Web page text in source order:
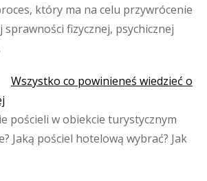
który ma na celu przywrócenie
sprawności fizycznej, psychicznej
Wszystko co powinieneś wiedzieć o
pościeli w obiekcie turystycznym
Jaką pościel hotelową wybrać? Jak